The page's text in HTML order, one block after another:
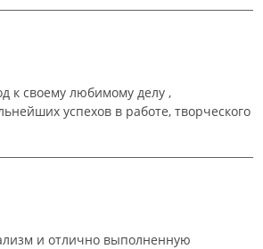
к своему любимому делу ,
успехов в работе, творческого
и отлично выполненную